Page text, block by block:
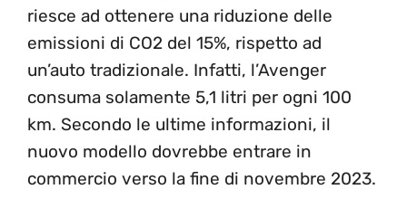
riesce ad ottenere una riduzione delle
emissioni di CO2 del 15%, rispetto ad
un’auto tradizionale. Infatti, l’Avenger
consuma solamente 5,1 litri per ogni 100
km. Secondo le ultime informazioni, il
nuovo modello dovrebbe entrare in
commercio verso la fine di novembre 2023.